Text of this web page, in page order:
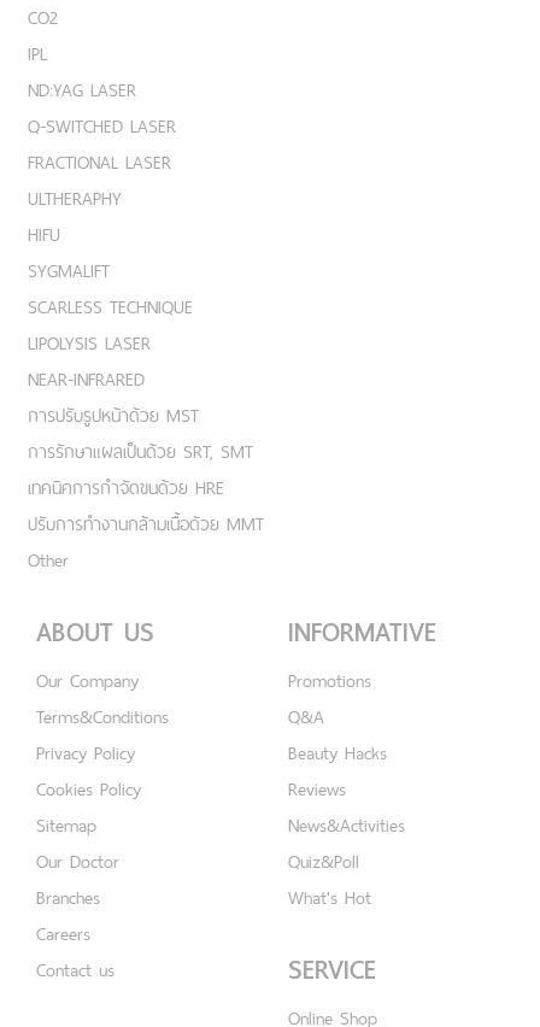
CO2
IPL
ND:YAG LASER
Q-SWITCHED LASER
FRACTIONAL LASER
ULTHERAPHY
HIFU
SYGMALIFT
SCARLESS TECHNIQUE
LIPOLYSIS LASER
NEAR-INFRARED
การปรับรูปหน้าด้วย MST
การรักษาแผลเป็นด้วย SRT, SMT
เทคนิคการกำจัดขนด้วย HRE
ปรับการทำงานกล้ามเนื้อด้วย MMT
Other
ABOUT US
Our Company
Terms&Conditions
Privacy Policy
Cookies Policy
Sitemap
Our Doctor
Branches
Careers
Contact us
INFORMATIVE
Promotions
Q&A
Beauty Hacks
Reviews
News&Activities
Quiz&Poll
What's Hot
SERVICE
Online Shop